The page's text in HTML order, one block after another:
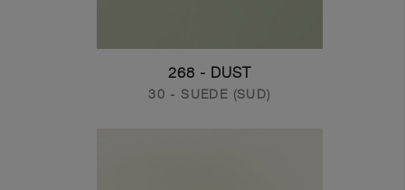
268 - DUST
30 - SUEDE (SUD)